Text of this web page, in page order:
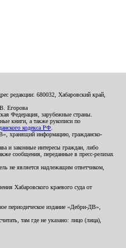
редакции: 680032, Хабаровский край,
Егорова
Федерация, зарубежные страны.
книги, а также рукописи по
кодекса РФ
хранящий информацию, гражданско-
и законные интересы граждан, либо
сообщения, переданные в пресс-релизах
не является надлежащим ответчиком,
Хабаровского краевого суда от
периодическое издание «Дебри-ДВ»,
там где не указано: лицо (лица),